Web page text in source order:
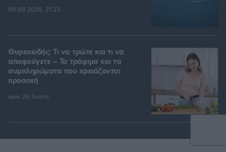
08.08.2026, 21:23
Θυρεοειδής: Τι να τρώτε και τι να
αποφεύγετε – Τα τρόφιμα και τα
συμπληρώματα που χρειάζονται
προσοχή
πριν 26 λεπτά